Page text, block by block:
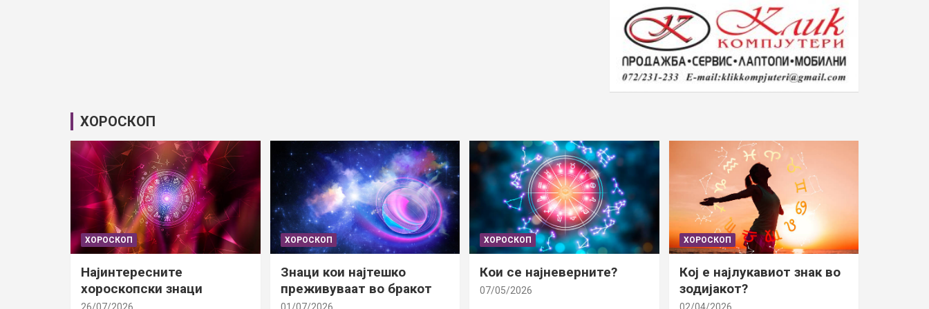
ХОРОСКОП
ХОРОСКОП
Најинтересните
хороскопски знаци
ХОРОСКОП
Знаци кои најтешко
преживуваат во бракот
ХОРОСКОП
Кои се најневерните?
07/05/2026
ХОРОСКОП
Кој е најлукавиот знак во
зодијакот?